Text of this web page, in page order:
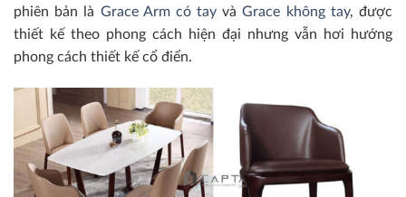
phiên bản là Grace Arm có tay vàGrace không tay, được
thiết kế theo phong cách hiện đại nhưng vẫn hơi hướng
phong cách thiết kế cổ điển.